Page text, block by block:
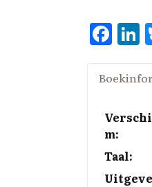
F
a
ce
o
o
k
k
m:
Taal: